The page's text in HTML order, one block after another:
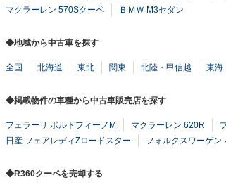
マクラーレン 570Sクーペ
ＢＭＷ M3セダン
◆地域から中古車を探す
全国 北海道 東北 関東 北陸・甲信越 東海
◆掲載物件の車種から中古車販売店を探す
フェラーリ ポルトフィーノM マクラーレン 620R
日産 フェアレディZロードスター
フォルクスワーゲン
◆R360クーペを売却する